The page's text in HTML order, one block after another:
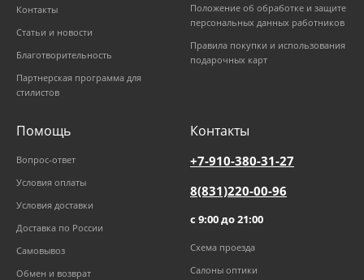
Контакты
Статьи и новости
Благотворительность
Партнерская программа для
стилистов
Положение об обработке и защите
персональных данных работников
Правила покупки и использования
подарочных карт
Помощь
Вопрос-ответ
Условия оплаты
Условия доставки
Доставка по России
Самовывоз
Обмен и возврат
Контакты
+7-910-380-31-27
8(831)220-00-96
с 9:00 до 21:00
Схема проезда
Салоны оптики